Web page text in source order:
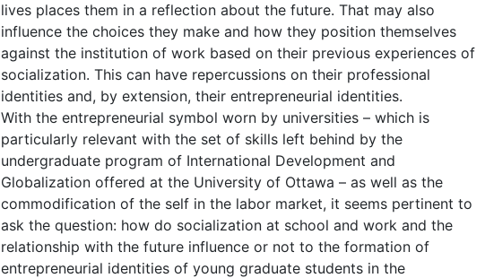
lives places them in a reflection about the future. That may also
influence the choices they make and how they position themselves
against the institution of work based on their previous experiences of
socialization. This can have repercussions on their professional
identities and, by extension, their entrepreneurial identities.
With the entrepreneurial symbol worn by universities – which is
particularly relevant with the set of skills left behind by the
undergraduate program of International Development and
Globalization offered at the University of Ottawa – as well as the
commodification of the self in the labor market, it seems pertinent to
ask the question: how do socialization at school and work and the
relationship with the future influence or not to the formation of
entrepreneurial identities of young graduate students in the